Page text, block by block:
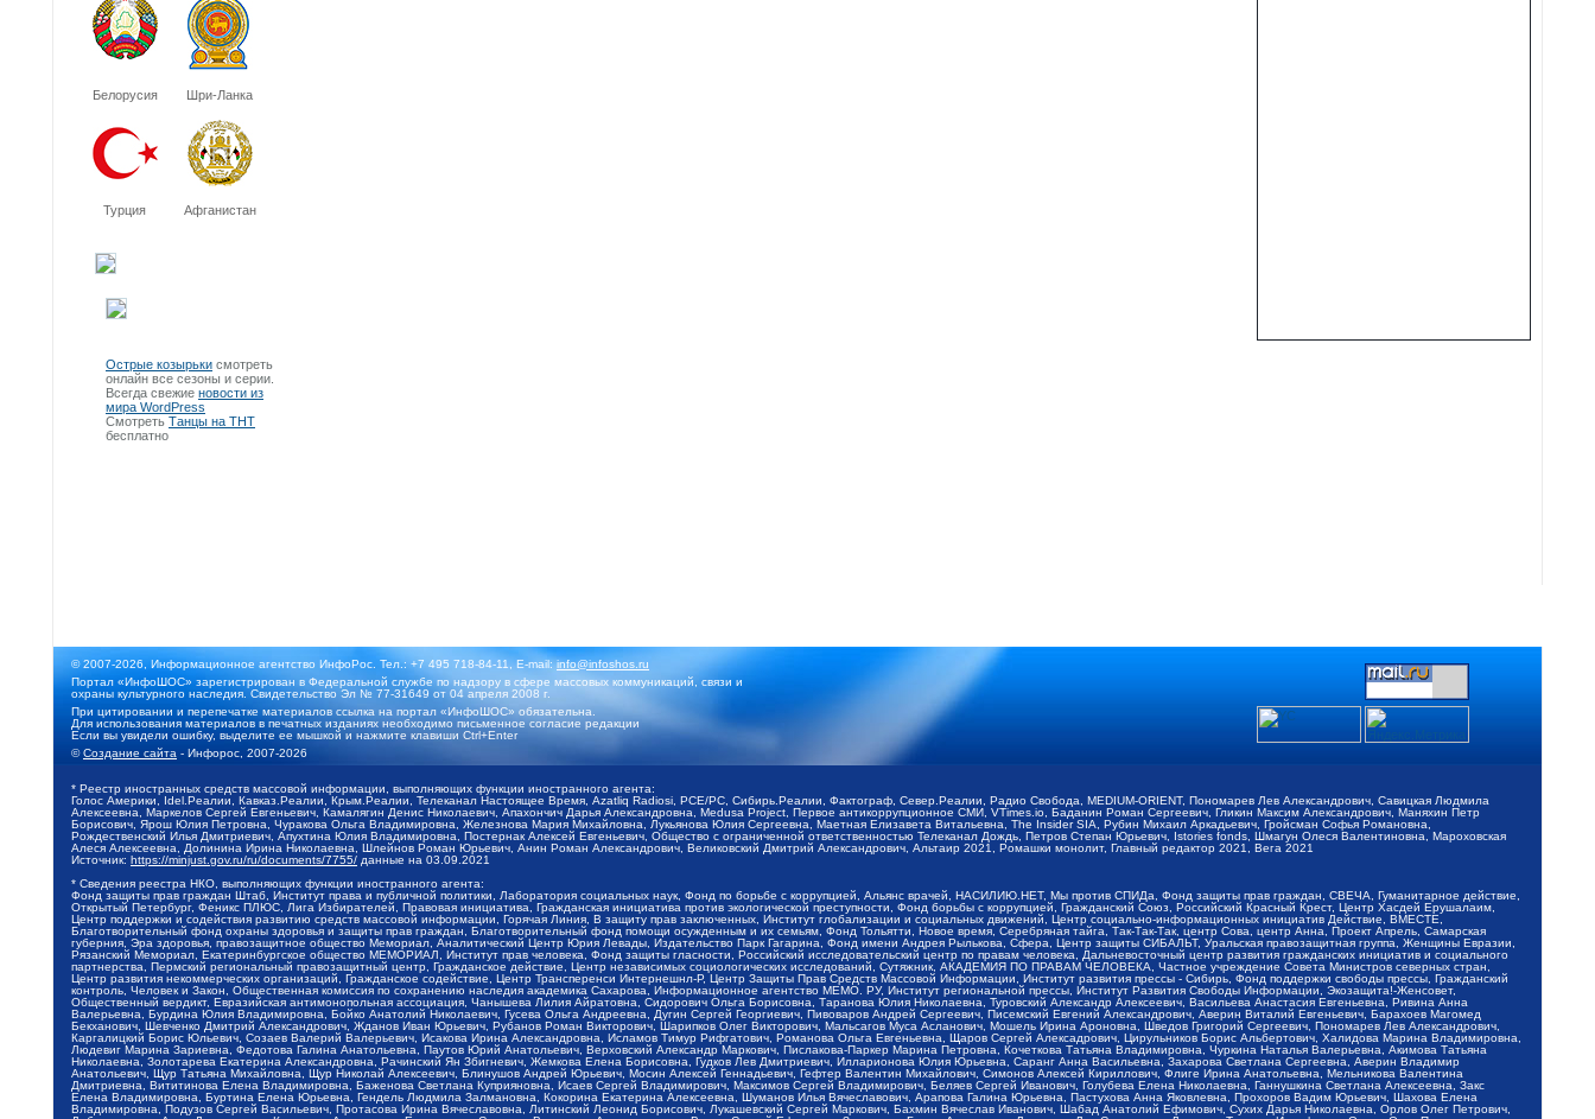
Белорусия Шри-Ланка
Турция Афганистан
Острые козырьки смотреть
онлайн все сезоны и серии.
Всегда свежие новости из
мира WordPress
Смотреть Танцы на ТНТ
бесплатно
© 2007-2026, Информационное агентство ИнфоРос. Тел.: +7 495 718-84-11, E-mail:info@infoshos.ru
Портал «ИнфоШОС» зарегистрирован в Федеральной службе по надзору в сфере массовых коммуникаций, связи и
охраны культурного наследия. Свидетельство Эл № 77-31649 от 04 апреля 2008 г.
При цитировании и перепечатке материалов ссылка на портал «ИнфоШОС» обязательна.
Для использования материалов в печатных изданиях необходимо письменное согласие редакции
Если вы увидели ошибку, выделите ее мышкой и нажмите клавиши Ctrl+Enter
©Создание сайта - Инфорос, 2007-2026
* Реестр иностранных средств массовой информации, выполняющих функции иностранного агента:
Голос Америки, Idel.Реалии, Кавказ.Реалии, Крым.Реалии, Телеканал Настоящее Время, Azatliq Radiosi, PCE/PC, Сибирь.Реалии, Фактограф, Север.Реалии, Радио Свобода, MEDIUM-ORIENT, Пономарев Лев Александрович, Савицкая Людмила
Алексеевна, Маркелов Сергей Евгеньевич, Камалягин Денис Николаевич, Апахончич Дарья Александровна, Medusa Project, Первое антикоррупционное СМИ, VTimes.io, Баданин Роман Сергеевич, Гликин Максим Александрович, Маняхин Петр
Борисович, Ярош Юлия Петровна, Чуракова Ольга Владимировна, Железнова Мария Михайловна, Лукьянова Юлия Сергеевна, Маетная Елизавета Витальевна, The Insider SIA, Рубин Михаил Аркадьевич, Гройсман Софья Романовна,
Рождественский Илья Дмитриевич, Апухтина Юлия Владимировна, Постернак Алексей Евгеньевич, Общество с ограниченной ответственностью Телеканал Дождь, Петров Степан Юрьевич, Istories fonds, Шмагун Олеся Валентиновна, Мароховская
Алеся Алексеевна, Долинина Ирина Николаевна, Шлейнов Роман Юрьевич, Анин Роман Александрович, Великовский Дмитрий Александрович, Альтаир 2021, Ромашки монолит, Главный редактор 2021, Вега 2021
Источник: https://minjust.gov.ru/ru/documents/7755/ данные на 03.09.2021
* Сведения реестра НКО, выполняющих функции иностранного агента:
Фонд защиты прав граждан Штаб, Институт права и публичной политики, Лаборатория социальных наук, Фонд по борьбе с коррупцией, Альянс врачей, НАСИЛИЮ.НЕТ, Мы против СПИДа, Фонд защиты прав граждан, СВЕЧА, Гуманитарное действие,
Открытый Петербург, Феникс ПЛЮС, Лига Избирателей, Правовая инициатива, Гражданская инициатива против экологической преступности, Фонд борьбы с коррупцией, Гражданский Союз, Российский Красный Крест, Центр Хасдей Ерушалаим,
Центр поддержки и содействия развитию средств массовой информации, Горячая Линия, В защиту прав заключенных, Институт глобализации и социальных движений, Центр социально-информационных инициатив Действие, ВМЕСТЕ,
Благотворительный фонд охраны здоровья и защиты прав граждан, Благотворительный фонд помощи осужденным и их семьям, Фонд Тольятти, Новое время, Серебряная тайга, Так-Так-Так, центр Сова, центр Анна, Проект Апрель, Самарская
губерния, Эра здоровья, правозащитное общество Мемориал, Аналитический Центр Юрия Левады, Издательство Парк Гагарина, Фонд имени Андрея Рылькова, Сфера, Центр защиты СИБАЛЬТ, Уральская правозащитная группа, Женщины Евразии,
Рязанский Мемориал, Екатеринбургское общество МЕМОРИАЛ, Институт прав человека, Фонд защиты гласности, Российский исследовательский центр по правам человека, Дальневосточный центр развития гражданских инициатив и социального
партнерства, Пермский региональный правозащитный центр, Гражданское действие, Центр независимых социологических исследований, Сутяжник, АКАДЕМИЯ ПО ПРАВАМ ЧЕЛОВЕКА, Частное учреждение Совета Министров северных стран,
Центр развития некоммерческих организаций, Гражданское содействие, Центр Трансперенси Интернешнл-Р, Центр Защиты Прав Средств Массовой Информации, Институт развития прессы - Сибирь, Фонд поддержки свободы прессы, Гражданский
контроль, Человек и Закон, Общественная комиссия по сохранению наследия академика Сахарова, Информационное агентство МЕМО. РУ, Институт региональной прессы, Институт Развития Свободы Информации, Экозащита!-Женсовет,
Общественный вердикт, Евразийская антимонопольная ассоциация, Чанышева Лилия Айратовна, Сидорович Ольга Борисовна, Таранова Юлия Николаевна, Туровский Александр Алексеевич, Васильева Анастасия Евгеньевна, Ривина Анна
Валерьевна, Бурдина Юлия Владимировна, Бойко Анатолий Николаевич, Гусева Ольга Андреевна, Дугин Сергей Георгиевич, Пивоваров Андрей Сергеевич, Писемский Евгений Александрович, Аверин Виталий Евгеньевич, Барахоев Магомед
Бекханович, Шевченко Дмитрий Александрович, Жданов Иван Юрьевич, Рубанов Роман Викторович, Шарипков Олег Викторович, Мальсагов Муса Асланович, Мошель Ирина Ароновна, Шведов Григорий Сергеевич, Пономарев Лев Александрович,
Каргалицкий Борис Юльевич, Созаев Валерий Валерьевич, Исакова Ирина Александровна, Исламов Тимур Рифгатович, Романова Ольга Евгеньевна, Щаров Сергей Алексадрович, Цирульников Борис Альбертович, Халидова Марина Владимировна,
Людевиг Марина Зариевна, Федотова Галина Анатольевна, Паутов Юрий Анатольевич, Верховский Александр Маркович, Пислакова-Паркер Марина Петровна, Кочеткова Татьяна Владимировна, Чуркина Наталья Валерьевна, Акимова Татьяна
Николаевна, Золотарева Екатерина Александровна, Рачинский Ян Збигневич, Жемкова Елена Борисовна, Гудков Лев Дмитриевич, Илларионова Юлия Юрьевна, Саранг Анна Васильевна, Захарова Светлана Сергеевна, Аверин Владимир
Анатольевич, Щур Татьяна Михайловна, Щур Николай Алексеевич, Блинушов Андрей Юрьевич, Мосин Алексей Геннадьевич, Гефтер Валентин Михайлович, Симонов Алексей Кириллович, Флиге Ирина Анатольевна, Мельникова Валентина
Дмитриевна, Вититинова Елена Владимировна, Баженова Светлана Куприяновна, Исаев Сергей Владимирович, Максимов Сергей Владимирович, Беляев Сергей Иванович, Голубева Елена Николаевна, Ганнушкина Светлана Алексеевна, Закс
Елена Владимировна, Буртина Елена Юрьевна, Гендель Людмила Залмановна, Кокорина Екатерина Алексеевна, Шуманов Илья Вячеславович, Арапова Галина Юрьевна, Пастухова Анна Яковлевна, Прохоров Вадим Юрьевич, Шахова Елена
Владимировна, Подузов Сергей Васильевич, Протасова Ирина Вячеславовна, Литинский Леонид Борисович, Лукашевский Сергей Маркович, Бахмин Вячеслав Иванович, Шабад Анатолий Ефимович, Сухих Дарья Николаевна, Орлов Олег Петрович,